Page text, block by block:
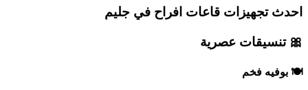
احدث تجهيزات قاعات افراح في جليم
🎀 تنسيقات عصرية
🍽️ بوفيه فخم